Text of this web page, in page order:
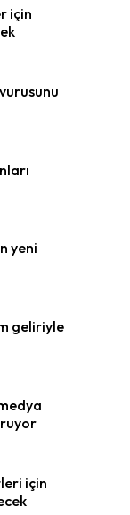
için
yeni
geliriyle
için